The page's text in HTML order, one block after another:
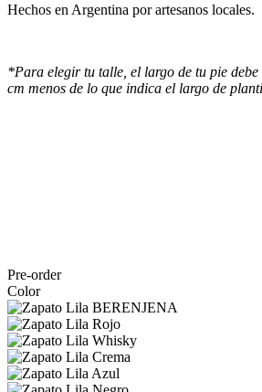
Hechos en Argentina por artesanos locales.
*Para elegir tu talle, el largo de tu pie debe
cm menos de lo que indica el largo de
Pre-order
Color